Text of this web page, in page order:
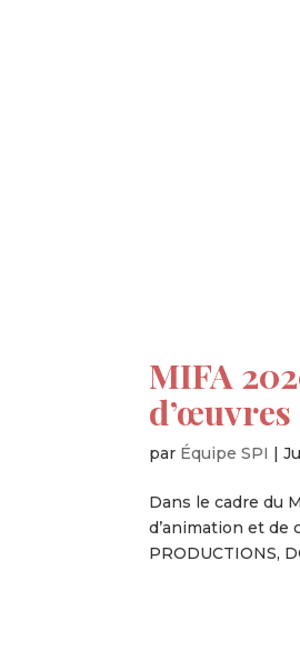
MIFA
par Équipe SPI |
Dans le cadre du
d’animation et de
PRODUCTIONS,